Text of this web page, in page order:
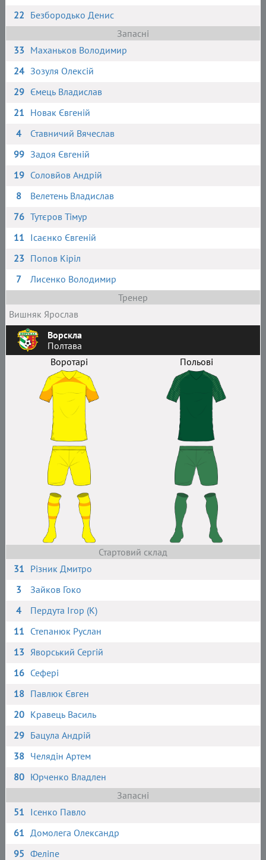
22 Безбородько Денис
Запасні
33 Маханьков Володимир
24 Зозуля Олексій
29 Ємець Владислав
21 Новак Євгеній
4
Ставничий Вячеслав
99 Задоя Євгеній
19 Соловйов Андрій
8
Велетень Владислав
76 Тутєров Тімур
11 Ісаєнко Євгеній
23 Попов Кіріл
7
Лисенко Володимир
Тренер
Вишняк Ярослав
Ворскла
Полтава
Воротарі
Польові
Стартовий склад
31 Різник Дмитро
3
Зайков Гоко
4
Пердута Ігор (К)
11 Степанюк Руслан
13 Яворський Сергій
16 Сефері
18 Павлюк Євген
20 Кравець Василь
29 Бацула Андрій
38 Челядін Артем
80 Юрченко Владлен
Запасні
51 Ісенко Павло
61 Домолега Олександр
95 Феліпе